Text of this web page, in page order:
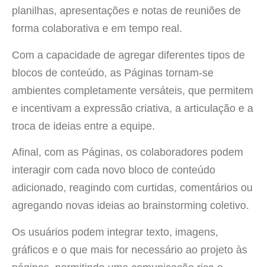
planilhas, apresentações e notas de reuniões de
forma colaborativa e em tempo real.
Com a capacidade de agregar diferentes tipos de
blocos de conteúdo, as Páginas tornam-se
ambientes completamente versáteis, que permitem
e incentivam a expressão criativa, a articulação e a
troca de ideias entre a equipe.
Afinal, com as Páginas, os colaboradores podem
interagir com cada novo bloco de conteúdo
adicionado, reagindo com curtidas, comentários ou
agregando novas ideias ao brainstorming coletivo.
Os usuários podem integrar texto, imagens,
gráficos e o que mais for necessário ao projeto às